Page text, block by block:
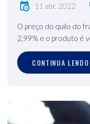
11 abr, 2022
O preço do quilo do
2,99% e o produto é
CONTINUA LENDO